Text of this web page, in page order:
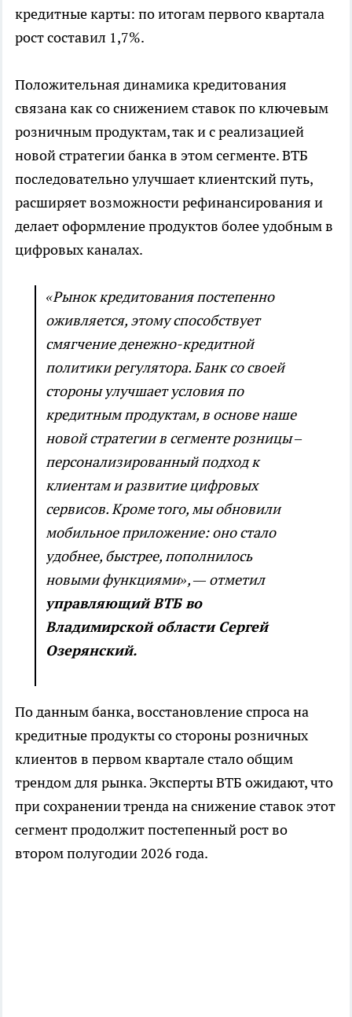
кредитные карты: по итогам первого квартала
рост составил 1,7%.
Положительная динамика кредитования
связана как со снижением ставок по ключевым
розничным продуктам, так и с реализацией
новой стратегии банка в этом сегменте. ВТБ
последовательно улучшает клиентский путь,
расширяет возможности рефинансирования и
делает оформление продуктов более удобным в
цифровых каналах.
«Рынок кредитования постепенно
оживляется, этому способствует
смягчение денежно-кредитной
политики регулятора. Банк со своей
стороны улучшает условия по
кредитным продуктам, в основе наше
новой стратегии в сегменте розницы –
персонализированный подход к
клиентам и развитие цифровых
сервисов. Кроме того, мы обновили
мобильное приложение: оно стало
удобнее, быстрее, пополнилось
новыми функциями», — отметил
управляющий ВТБ во
Владимирской области Сергей
Озерянский.
По данным банка, восстановление спроса на
кредитные продукты со стороны розничных
клиентов в первом квартале стало общим
трендом для рынка. Эксперты ВТБ ожидают, что
при сохранении тренда на снижение ставок этот
сегмент продолжит постепенный рост во
втором полугодии 2026 года.